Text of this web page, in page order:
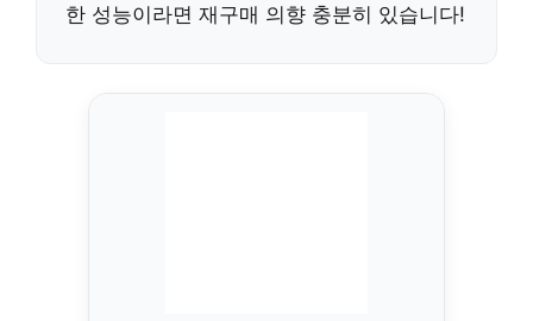
한 성능이라면 재구매 의향 충분히 있습니다!